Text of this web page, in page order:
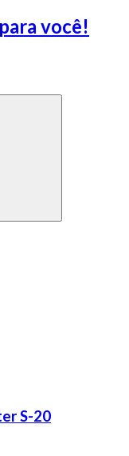
você!
S-20